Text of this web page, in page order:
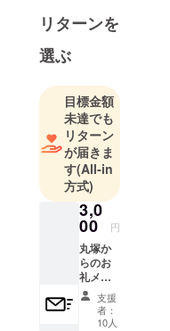
リターンを
選ぶ
目標金額
未達でも
リターン
が届きま
す(All-in
方式)
3,0
00 円
丸塚か
らのお
礼メー
ル
支援
者：
10人